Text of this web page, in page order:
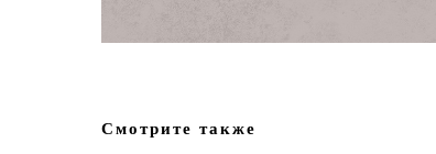
Смотрите также